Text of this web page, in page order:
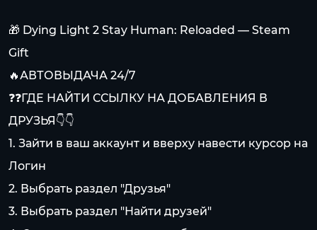
🎁 Dying Light 2 Stay Human: Reloaded — Steam
Gift
🔥АВТОВЫДАЧА 24/7
❓❓ГДЕ НАЙТИ ССЫЛКУ НА ДОБАВЛЕНИЯ В
ДРУЗЬЯ👇👇
1. Зайти в ваш аккаунт и вверху навести курсор на
Логин
2. Выбрать раздел "Друзья"
3. Выбрать раздел "Найти друзей"